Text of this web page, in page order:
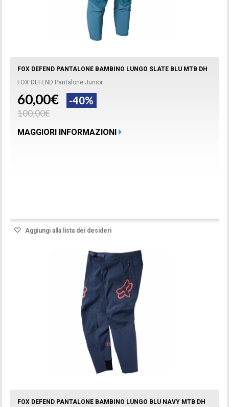
FOX DEFEND PANTALONE BAMBINO LUNGO SLATE BLU MTB DH
FOX DEFEND Pantalone Junior
60,00€ -40%
100,00€
MAGGIORI INFORMAZIONI
Aggiungi alla lista dei desideri
FOX DEFEND PANTALONE BAMBINO LUNGO BLU NAVY MTB DH